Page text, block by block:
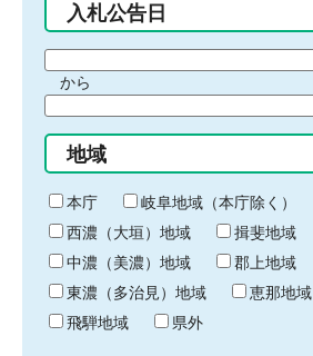
入札公告日
間
始
り
から
間
終
わ
り
地域
本庁
岐阜地域（本庁除く）
西濃（大垣）地域
揖斐地域
中濃（美濃）地域
郡上地域
東濃（多治見）地域
恵那地域
飛騨地域
県外